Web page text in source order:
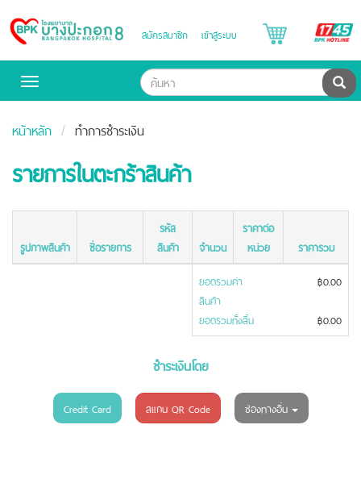
Bangpakok
Hospital
สมัครสมาชิก เข้าสู่ระบบ
Toggle
ค้น
หน้าหลัก ทำการชำระเงิน
รายการในตะกร้าสินค้า
รูปภาพสินค้า ชื่อรายการ
รหัส
สินค้า
จำนวน
ราคาต่อ
หน่วย
ราคารวม
ยอดรวมค่า
สินค้า
฿0.00
ยอดรวมทั้งสิ้น ฿0.00
ชำระเงินโดย
Credit Card สแกน QR Code ช่องทางอื่น